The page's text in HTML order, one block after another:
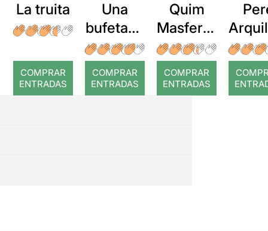
La truita
COMPRAR
ENTRADAS
Una
bufetada
a temps
COMPRAR
ENTRADAS
Quim
Masferre
r: Temps
COMPRAR
ENTRADAS
: